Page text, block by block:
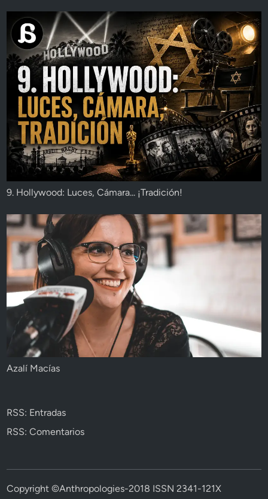
9. Hollywood: Luces, Cámara... ¡Tradición!
Azalí Macías
RSS: Entradas
RSS: Comentarios
Copyright ©Anthropologies-2018 ISSN 2341-121X